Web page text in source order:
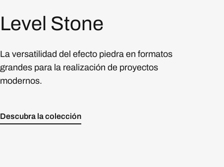
Level Stone
La versatilidad del efecto piedra en formatos
grandes para la realización de proyectos
modernos.
Descubra la colección